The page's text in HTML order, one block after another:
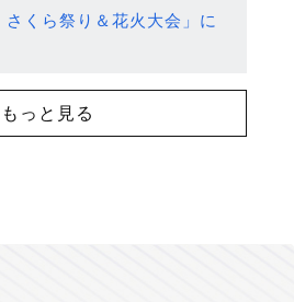
さくら祭り＆花火大会」に
もっと見る